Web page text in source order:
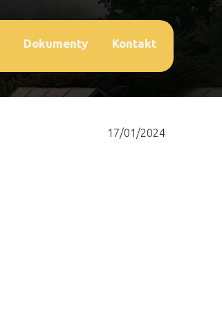
17/01/2024
Dokumenty Kontakt